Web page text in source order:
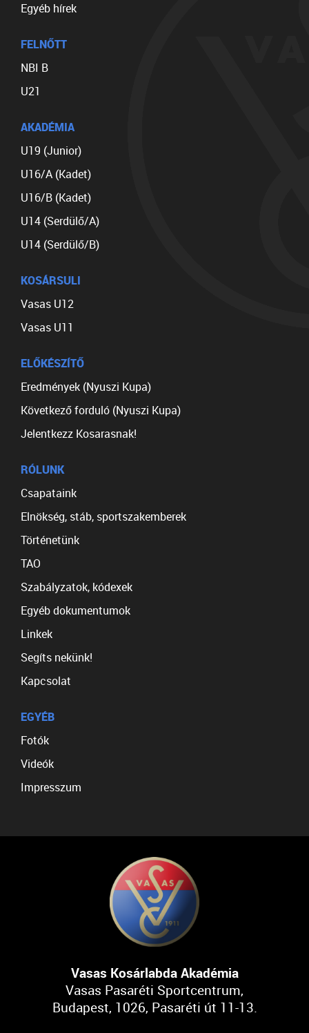
Egyéb hírek
FELNŐTT
NBI B
U21
AKADÉMIA
U19 (Junior)
U16/A (Kadet)
U16/B (Kadet)
U14 (Serdülő/A)
U14 (Serdülő/B)
KOSÁRSULI
Vasas U12
Vasas U11
ELŐKÉSZÍTŐ
Eredmények (Nyuszi Kupa)
Következő forduló (Nyuszi Kupa)
Jelentkezz Kosarasnak!
RÓLUNK
Csapataink
Elnökség, stáb, sportszakemberek
Történetünk
TAO
Szabályzatok, kódexek
Egyéb dokumentumok
Linkek
Segíts nekünk!
Kapcsolat
EGYÉB
Fotók
Videók
Impresszum
Vasas Kosárlabda Akadémia
Vasas Pasaréti Sportcentrum,
Budapest, 1026, Pasaréti út 11-13.